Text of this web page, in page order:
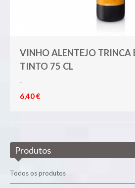
VINHO ALENTEJO TRINCA
TINTO 75 CL
-
6,40 €
Produtos
Todos os produtos